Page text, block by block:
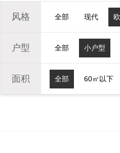
风格 全部 现代
户型 全部 小户型
面积 全部 60㎡以下